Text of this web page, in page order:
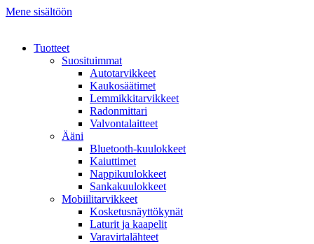
Mene sisältöön
Tuotteet
Suosituimmat
Autotarvikkeet
Kaukosäätimet
Lemmikkitarvikkeet
Radonmittari
Valvontalaitteet
Ääni
Bluetooth-kuulokkeet
Kaiuttimet
Nappikuulokkeet
Sankakuulokkeet
Mobiilitarvikkeet
Kosketusnäyttökynät
Laturit ja kaapelit
Varavirtalähteet